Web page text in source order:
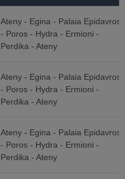
Ateny - Egina - Palaia Epidavros
- Poros - Hydra - Ermioni -
Perdika - Ateny
Ateny - Egina - Palaia Epidavros
- Poros - Hydra - Ermioni -
Perdika - Ateny
Ateny - Egina - Palaia Epidavros
- Poros - Hydra - Ermioni -
Perdika - Ateny